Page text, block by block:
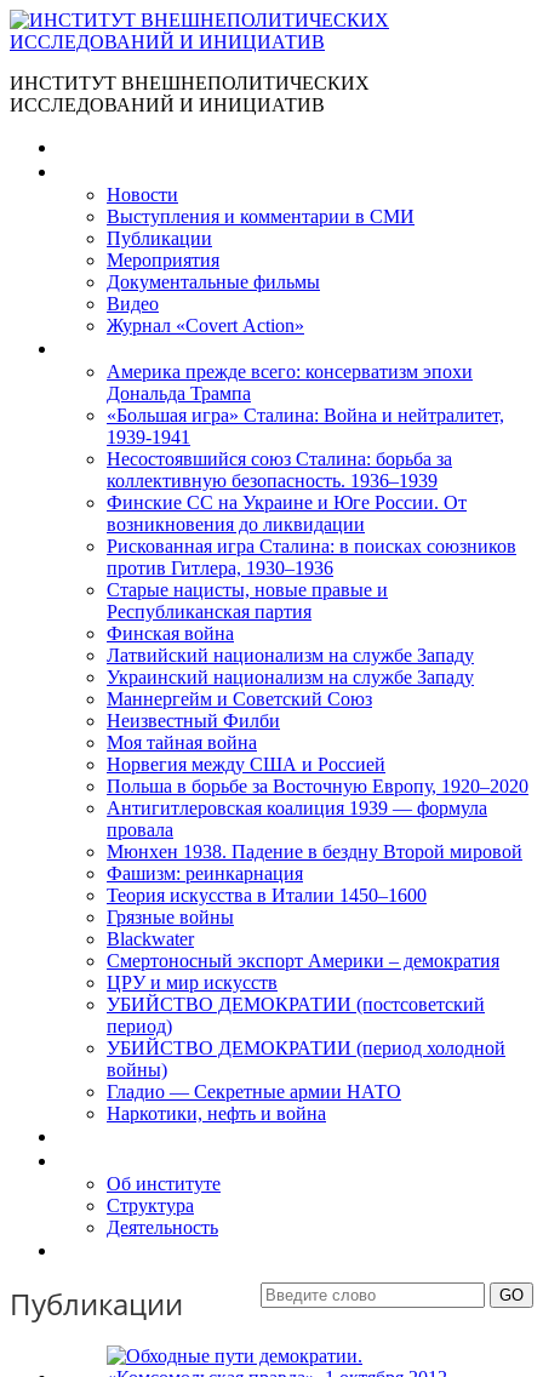
ИНСТИТУТ ВНЕШНЕПОЛИТИЧЕСКИХ
ИССЛЕДОВАНИЙ И ИНИЦИАТИВ
Новости
Выступления и коммента­рии в СМИ
Публикации
Мероприятия
Документальные фильмы
Видео
Журнал «Covert Action»
Америка прежде всего: консерватизм эпохи
Дональда Трампа
«Большая игра» Сталина: Война и нейтралитет,
1939-1941
Несостоявшийся союз Сталина: борьба за
коллективную безопасность. 1936–1939
Финские СС на Украине и Юге России. От
возникновения до ликвидации
Рискованная игра Сталина: в поисках союзников
против Гитлера, 1930–1936
Старые нацисты, новые правые и
Республиканская партия
Финская война
Латвийский национализм на службе Западу
Украинский национализм на службе Западу
Маннергейм и Советский Союз
Неизвестный Филби
Моя тайная война
Норвегия между США и Россией
Польша в борьбе за Восточную Европу, 1920–2020
Антигитлеровская коалиция 1939 — формула
провала
Мюнхен 1938. Падение в бездну Второй мировой
Фашизм: реинкарнация
Теория искусства в Италии 1450–1600
Грязные войны
Blackwater
Смертоносный экспорт Америки – демократия
ЦРУ и мир искусств
УБИЙСТВО ДЕМОКРАТИИ (постсоветский
период)
УБИЙСТВО ДЕМОКРАТИИ (период холодной
войны)
Гладио — Секретные армии НАТО
Наркотики, нефть и война
Об институте
Структура
Деятельность
Публикации